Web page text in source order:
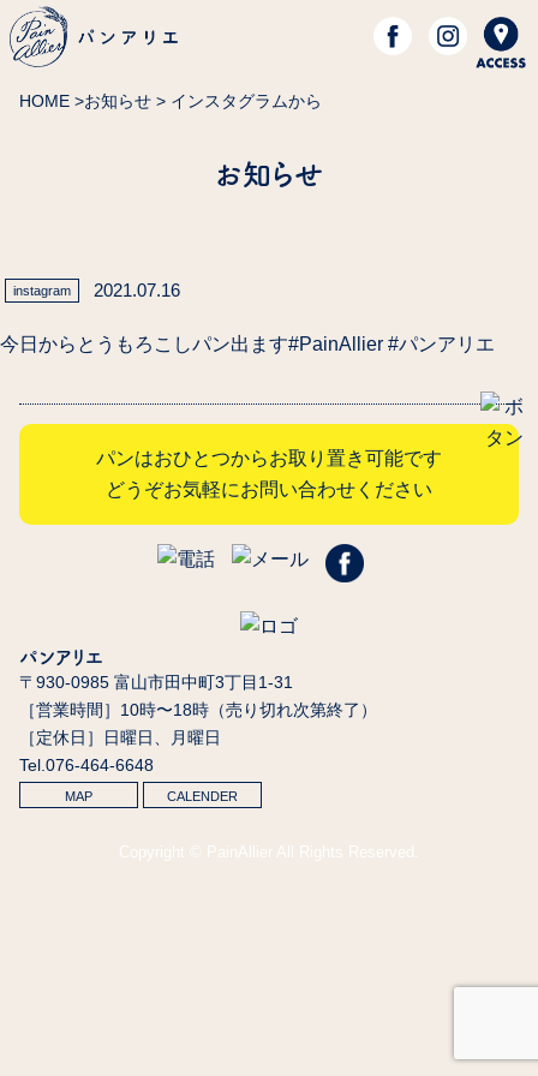
HOME >お知らせ > インスタグラムから
お知らせ
instagram 2021.07.16
今日からとうもろこしパン出ます️#PainAllier #パンアリエ
パンはおひとつからお取り置き可能です
どうぞお気軽にお問い合わせください
パンアリエ
〒930-0985 富山市田中町3丁目1-31
［営業時間］10時〜18時（売り切れ次第終了）
［定休日］日曜日、月曜日
Tel.076-464-6648
MAP CALENDER
Copyright © PainAllier All Rights Reserved.